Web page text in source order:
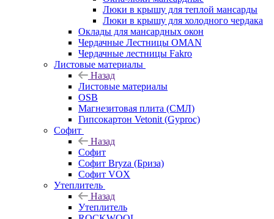
Люки в крышу для теплой мансарды
Люки в крышу для холодного чердака
Оклады для мансардных окон
Чердачные Лестницы OMAN
Чердачные лестницы Fakro
Листовые материалы
Назад
Листовые материалы
OSB
Магнезитовая плита (СМЛ)
Гипсокартон Vetonit (Gyproc)
Софит
Назад
Софит
Софит Bryza (Бриза)
Софит VOX
Утеплитель
Назад
Утеплитель